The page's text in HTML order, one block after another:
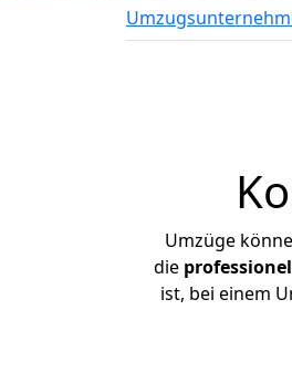
Umzüge
die
ist, bei einem